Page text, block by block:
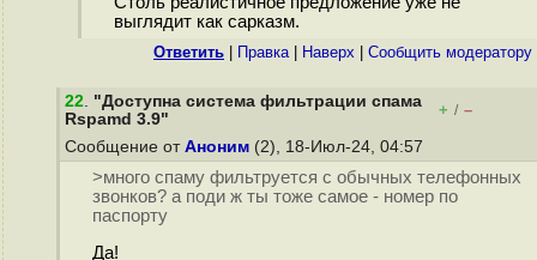
выглядит как сарказм.
Ответить Правка| Наверх Cообщить модератору
22. "Доступна система фильтрации спама
Rspamd 3.9"
+ / –
Сообщение от Аноним (2), 18-Июл-24, 04:57
>много спаму фильтруется с обычных телефонных
звонков? а поди ж ты тоже самое - номер по
паспорту
Да!